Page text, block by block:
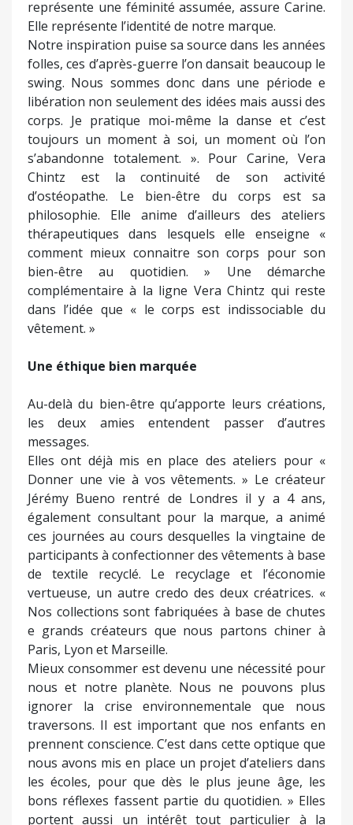
représente une féminité assumée, assure Carine.
Elle représente l’identité de notre marque.
Notre inspiration puise sa source dans les années
folles, ces d’après-guerre l’on dansait beaucoup le
swing. Nous sommes donc dans une période e
libération non seulement des idées mais aussi des
corps. Je pratique moi-même la danse et c’est
toujours un moment à soi, un moment où l’on
s’abandonne totalement. ». Pour Carine, Vera
Chintz est la continuité de son activité
d’ostéopathe. Le bien-être du corps est sa
philosophie. Elle anime d’ailleurs des ateliers
thérapeutiques dans lesquels elle enseigne «
comment mieux connaitre son corps pour son
bien-être au quotidien. » Une démarche
complémentaire à la ligne Vera Chintz qui reste
dans l’idée que « le corps est indissociable du
vêtement. »
Une éthique bien marquée
Au-delà du bien-être qu’apporte leurs créations,
les deux amies entendent passer d’autres
messages.
Elles ont déjà mis en place des ateliers pour «
Donner une vie à vos vêtements. » Le créateur
Jérémy Bueno rentré de Londres il y a 4 ans,
également consultant pour la marque, a animé
ces journées au cours desquelles la vingtaine de
participants à confectionner des vêtements à base
de textile recyclé. Le recyclage et l’économie
vertueuse, un autre credo des deux créatrices. «
Nos collections sont fabriquées à base de chutes
e grands créateurs que nous partons chiner à
Paris, Lyon et Marseille.
Mieux consommer est devenu une nécessité pour
nous et notre planète. Nous ne pouvons plus
ignorer la crise environnementale que nous
traversons. Il est important que nos enfants en
prennent conscience. C’est dans cette optique que
nous avons mis en place un projet d’ateliers dans
les écoles, pour que dès le plus jeune âge, les
bons réflexes fassent partie du quotidien. » Elles
portent aussi un intérêt tout particulier à la